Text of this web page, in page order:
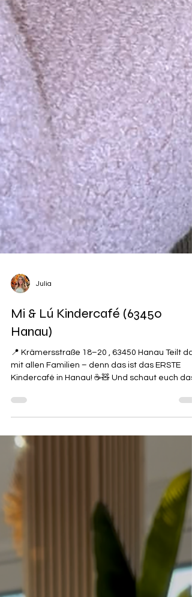
Julia
Mi & Lú Kindercafé (63450
Hanau)
📍 Krämersstraße 18–20 , 63450 Hanau Teilt
Kindercafé in Hanau! ☕🧸 Und schaut euch das
Spot eröffnet. Ein Ort, an dem Eltern entspannt
einen Kaffee trinken können, während die Kids
aus drei Bereichen: ☕ Kaffeeraum für die Eltern
🧸 Spielraum für die Kids 🎨 Kreativraum zum
Basteln Außerdem gi